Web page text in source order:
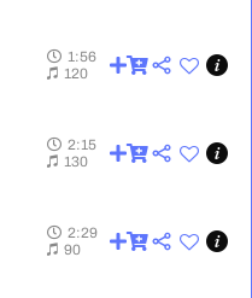
1:56
1:56
120
2:15
2:15
130
2:29
2:29
90